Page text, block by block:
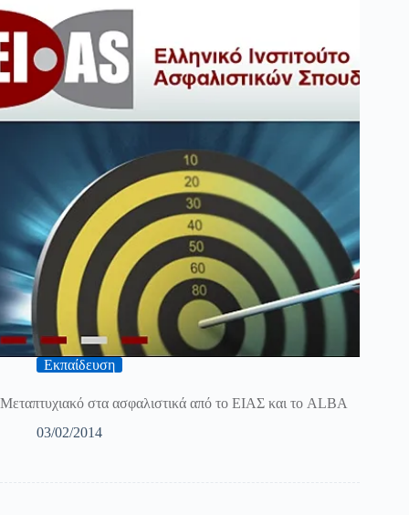
Εκπαίδευση
Μεταπτυχιακό στα ασφαλιστικά από το ΕΙΑΣ και το ALBA
03/02/2014